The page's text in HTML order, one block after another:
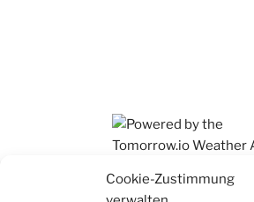
Cookie-Zustimmung